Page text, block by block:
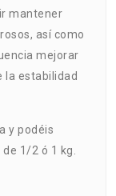
mantener
así como
mejorar
la estabilidad
y podéis
1/2 ó 1 kg.